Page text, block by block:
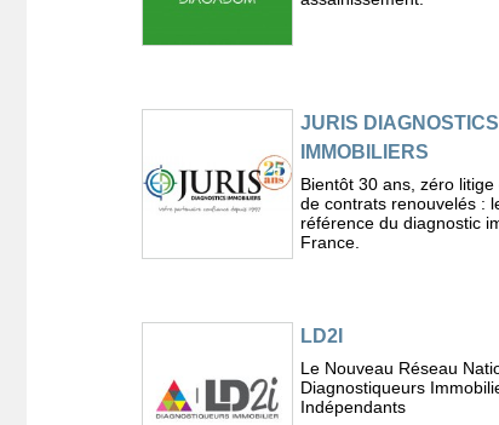
JURIS DIAGNOSTICS
IMMOBILIERS
Bientôt 30 ans, zéro
de contrats renouvelés :
référence du diagnostic
France.
LD2I
Le Nouveau Réseau
Diagnostiqueurs
Indépendants